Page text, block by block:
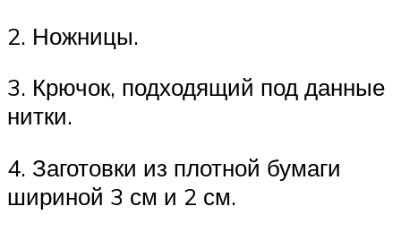
2. Ножницы.
3. Крючок, подходящий под данные
нитки.
4. Заготовки из плотной бумаги
шириной 3 см и 2 см.